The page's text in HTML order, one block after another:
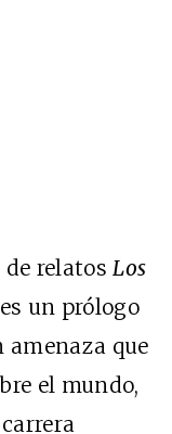
de relatosLos
un prólogo
amenaza que
el mundo,